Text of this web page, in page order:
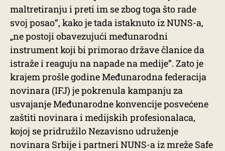
maltretiranju i preti im se zbog toga što rade
svoj posao“, kako je tada istaknuto iz NUNS-a,
„ne postoji obavezujući međunarodni
instrument koji bi primorao države članice da
istraže i reaguju na napade na medije”. Zato je
krajem prošle godine Međunarodna federacija
novinara (IFJ) je pokrenula kampanju za
usvajanje Međunarodne konvencije posvećene
zaštiti novinara i medijskih profesionalaca,
kojoj se pridružilo Nezavisno udruženje
novinara Srbije i partneri NUNS-a iz mreže Safe